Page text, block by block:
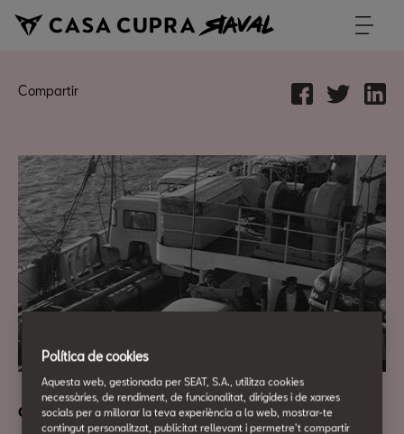
Compartir
Cultura urbana
Política de cookies
Aquesta web, gestionada per SEAT, S.A., utilitza cookies
necessàries, de rendiment, de funcionalitat, dirigides i de xarxes
socials per a millorar la teva experiència a la web, mostrar-te
contingut personalitzat, publicitat rellevant i permetre't compartir